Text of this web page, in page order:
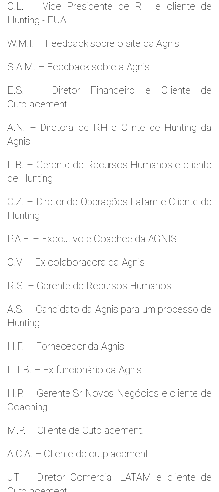
C.L. – Vice Presidente de RH e cliente de
Hunting - EUA
W.M.l. – Feedback sobre o site da Agnis
S.A.M. – Feedback sobre a Agnis
E.S. – Diretor Financeiro e Cliente de
Outplacement
A.N. – Diretora de RH e Clinte de Hunting da
Agnis
L.B. – Gerente de Recursos Humanos e cliente
de Hunting
O.Z. – Diretor de Operações Latam e Cliente de
Hunting
P.A.F. – Executivo e Coachee da AGNIS
C.V. – Ex colaboradora da Agnis
R.S. – Gerente de Recursos Humanos
A.S. – Candidato da Agnis para um processo de
Hunting
H.F. – Fornecedor da Agnis
L.T.B. – Ex funcionário da Agnis
H.P. – Gerente Sr Novos Negócios e cliente de
Coaching
M.P. – Cliente de Outplacement.
A.C.A. – Cliente de outplacement
JT – Diretor Comercial LATAM e cliente de